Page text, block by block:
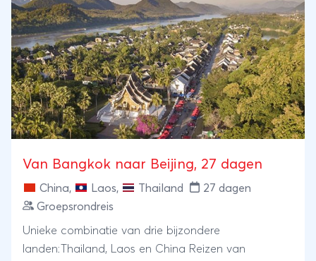
Van Bangkok naar Beijing, 27 dagen
China, Laos, Thailand
27 dagen
Groepsrondreis
Unieke combinatie van drie bijzondere
landen:Thailand, Laos en China Reizen van